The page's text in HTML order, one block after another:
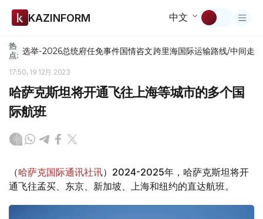
KAZINFORM 中文
热
点: 选举-2026总统府任免事件国情咨文跨里海国际运输路线/中间走廊
17:50, 19 12月 2023
哈萨克斯坦将开通飞往上海等城市的多个国
际航班
（哈萨克国际通讯社讯）2024-2025年，哈萨克斯坦将开
通飞往孟买、东京、新加坡、上海和纽约的直达航班。